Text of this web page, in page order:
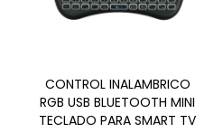
CONTROL INALAMBRICO
RGB USB BLUETOOTH MINI
TECLADO PARA SMART TV